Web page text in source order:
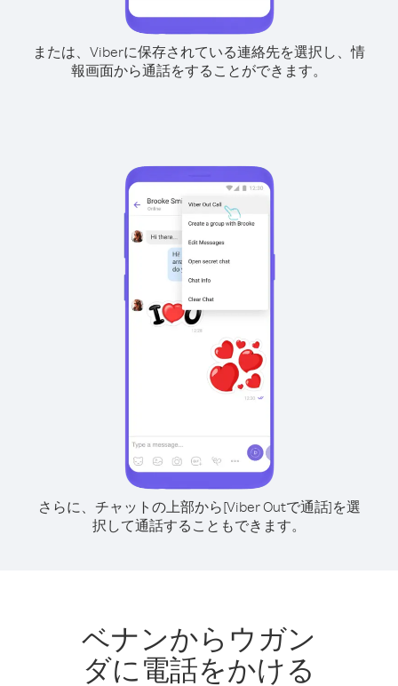
または、Viberに保存されている連絡先を選択し、情
報画面から通話をすることができます。
さらに、チャットの上部から[Viber Outで通話]を選
択して通話することもできます。
ベナンからウガン
ダに電話をかける